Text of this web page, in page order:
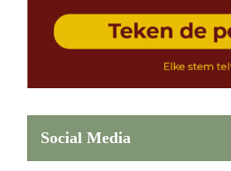
Social Media